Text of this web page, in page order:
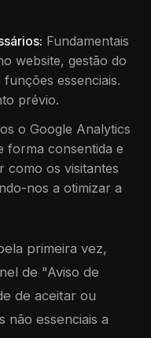
Fundamentais
website, gestão do
essenciais.
prévio.
o Google Analytics
forma consentida e
como os visitantes
nos a otimizar a
primeira vez,
de "Aviso de
de aceitar ou
não essenciais a